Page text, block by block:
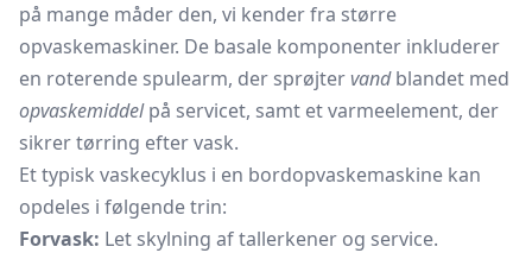
på mange måder den, vi kender fra større
opvaskemaskiner. De basale komponenter inkluderer
en roterende spulearm, der sprøjtervandblandet med
opvaskemiddelpå servicet, samt et varmeelement, der
sikrer tørring efter vask.
Et typisk vaskecyklus i en bordopvaskemaskine kan
opdeles i følgende trin:
Forvask: Let skylning af tallerkener og service.